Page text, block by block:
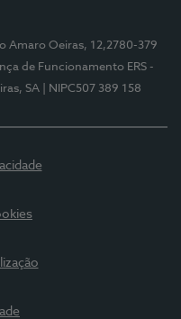
Amaro Oeiras, 12,2780-379
de Funcionamento ERS -
SA | NIPC507 389 158